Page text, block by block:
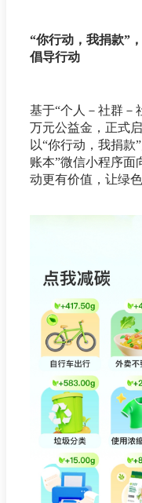
“你行动，我捐款”
倡导行动
基于“个人－社群－
万元公益金，正式
以“你行动，我捐款
账本”微信小程序面
动更有价值，让绿